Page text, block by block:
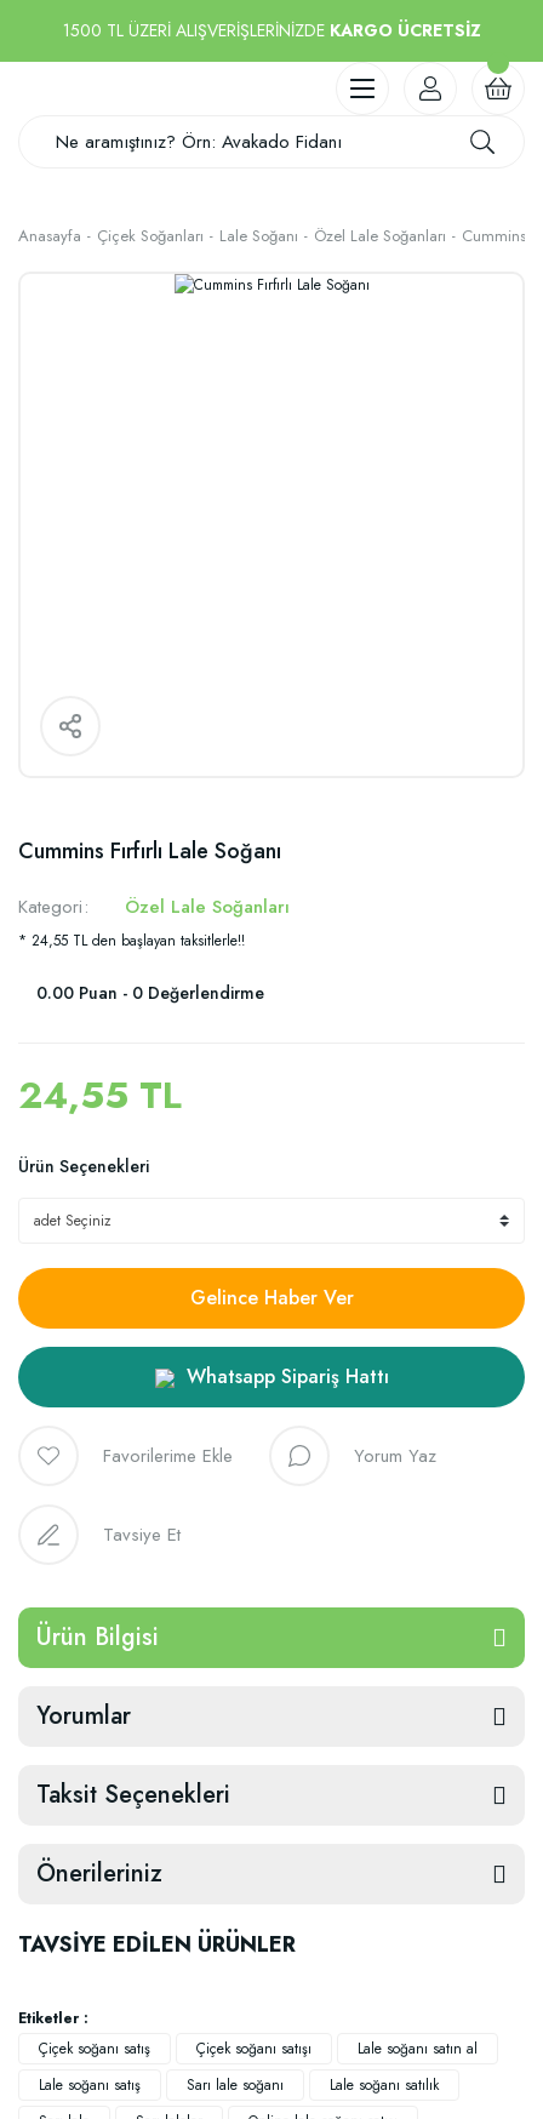
1500 TL ÜZERİ ALIŞVERİŞLERİNİZDE KARGO ÜCRETSİZ
Anasayfa Çiçek Soğanları Lale Soğanı Özel Lale Soğanları Cummins
Cummins Fırfırlı Lale Soğanı
Kategori Özel Lale Soğanları
* 24,55 TL den başlayan taksitlerle!!
0.00 Puan - 0 Değerlendirme
24,55 TL
Ürün Seçenekleri
Gelince Haber Ver
Whatsapp Sipariş Hattı
Yorum Yaz
Tavsiye Et
Ürün Bilgisi
Yorumlar
Taksit Seçenekleri
Önerileriniz
TAVSİYE EDİLEN ÜRÜNLER
Etiketler :
Çiçek soğanı satış
Çiçek soğanı satışı
Lale soğanı satın al
Lale soğanı satış
Sarı lale soğanı
Lale soğanı satılık